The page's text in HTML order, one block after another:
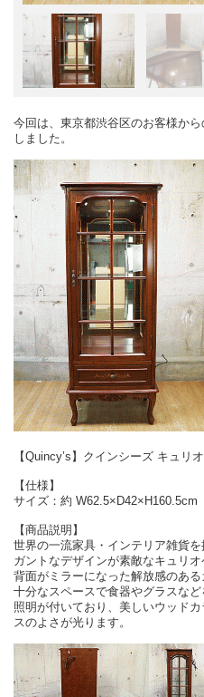
今回は、東京都渋谷区のお客様か
しました。
【Quincy’s】クインシーズ キュリ
【仕様】
サイズ：約 W62.5×D42×H160.5cm
【商品説明】
世界の一流家具・インテリア雑貨
ガントなデザインが素敵なキュリオ
背面がミラーになった解放感のあ
十分なスペースで食器やグラスな
照明が付いており、美しいウッド
スのよさが光ります。